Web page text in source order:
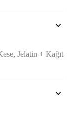
Jelatin + Kağıt